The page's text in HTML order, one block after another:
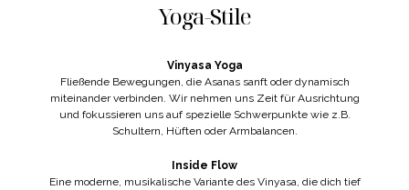
Yoga-Stile
Vinyasa Yoga
Fließende Bewegungen, die Asanas sanft oder dynamisch
miteinander verbinden. Wir nehmen uns Zeit für Ausrichtung
und fokussieren uns auf spezielle Schwerpunkte wie z.B.
Schultern, Hüften oder Armbalancen.
Inside Flow
Eine moderne, musikalische Variante des Vinyasa, die dich tief